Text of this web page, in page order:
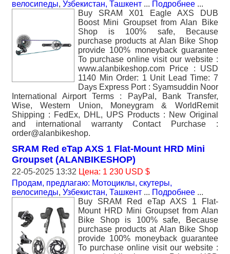
велосипеды, Узбекистан, Ташкент ... Подробнее ...
Buy SRAM X01 Eagle AXS DUB
Boost Mini Groupset from Alan Bike
Shop is 100% safe, Because
purchase products at Alan Bike Shop
provide 100% moneyback guarantee
To purchase online visit our website :
www.alanbikeshop.com Price : USD
1140 Min Order: 1 Unit Lead Time: 7
Days Express Port : Syamsuddin Noor
International Airport Terms : PayPal, Bank Transfer,
Wise, Western Union, Moneygram & WorldRemit
Shipping : FedEx, DHL, UPS Products : New Original
and international warranty Contact Purchase :
order@alanbikeshop.
SRAM Red eTap AXS 1 Flat-Mount HRD Mini
Groupset (ALANBIKESHOP)
22-05-2025 13:32 Цена: 1 230 USD $
Продам, предлагаю: Мотоциклы, скутеры,
велосипеды, Узбекистан, Ташкент ... Подробнее ...
Buy SRAM Red eTap AXS 1 Flat-
Mount HRD Mini Groupset from Alan
Bike Shop is 100% safe, Because
purchase products at Alan Bike Shop
provide 100% moneyback guarantee
To purchase online visit our website :